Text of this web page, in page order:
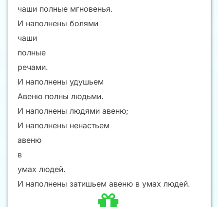
чаши полные мгновенья.
И наполнены болями
чаши
полные
речами.
И наполнены удушьем
Авеню полны людьми.
И наполнены людями авеню;
И наполнены ненастьем
авеню
в
умах людей.
И наполнены затишьем авеню в умах людей.